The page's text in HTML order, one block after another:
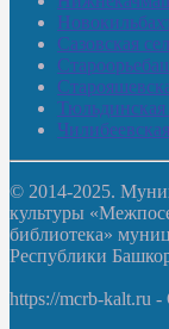
Сазовская
© 2014-2025.
культуры
библиотека»
Республики
https://mcrb-kalt.ru